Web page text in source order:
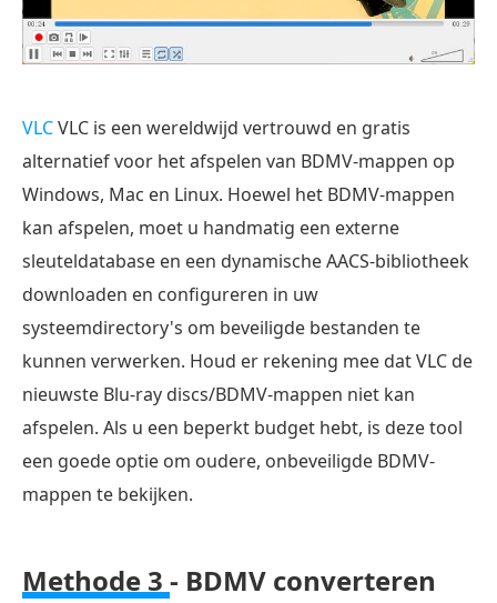
VLCVLC is een wereldwijd vertrouwd en gratis
alternatief voor het afspelen van BDMV-mappen op
Windows, Mac en Linux. Hoewel het BDMV-mappen
kan afspelen, moet u handmatig een externe
sleuteldatabase en een dynamische AACS-bibliotheek
downloaden en configureren in uw
systeemdirectory's om beveiligde bestanden te
kunnen verwerken. Houd er rekening mee dat VLC de
nieuwste Blu-ray discs/BDMV-mappen niet kan
afspelen. Als u een beperkt budget hebt, is deze tool
een goede optie om oudere, onbeveiligde BDMV-
mappen te bekijken.
Methode 3 - BDMV converteren